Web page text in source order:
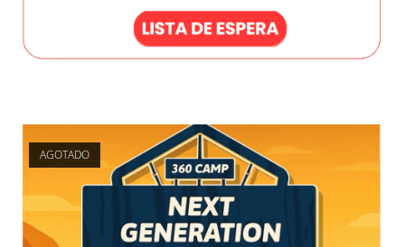
AGOTADO